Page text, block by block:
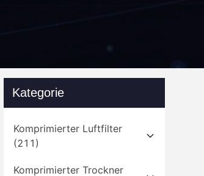
Kategorie
Komprimierter Luftfilter
(211)
Komprimierter Trockner